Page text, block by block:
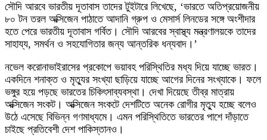
সৌদি আরবে ভারতীয় দূতাবাস তাদের টুইটারে লিখেছে, ‘ভারতে অতিপ্রয়োজনীয়
৮০ টন তরল অক্সিজেন পাঠাতে আদানি গ্রুপ ও মেসার্স লিনডের সঙ্গে অংশীদার
হতে পেরে ভারতীয় দূতাবাস গর্বিত। সৌদি আরবের স্বাস্থ্য মন্ত্রণালয়কে তাদের
সাহায্য, সমর্থন ও সহযোগিতার জন্য আন্তরিক ধন্যবাদ।’
নভেল করোনাভাইরাসের প্রকোপে ভয়াবহ পরিস্থিতির মধ্য দিয়ে যাচ্ছে ভারত।
একদিনে শনাক্ত ও মৃত্যুর সংখ্যা ছাড়িয়ে যাচ্ছে আগের দিনের সংখ্যাকে। ফলে
ভঙ্গুর হয়ে পড়ছে ভারতের চিকিৎসাব্যবস্থা। দেখা দিয়েছে তীব্র মাত্রায়
অক্সিজেন সংকট। অক্সিজেন সংকটে দেশটিতে অনেক রোগীর মৃত্যু হচ্ছে বলেও
উঠে এসেছে বিভিন্ন গণমাধ্যমে। এমন পরিস্থিতিতে ভারতের পাশে দাঁড়াতে
চাইছে প্রতিবেশী দেশ পাকিস্তানও।